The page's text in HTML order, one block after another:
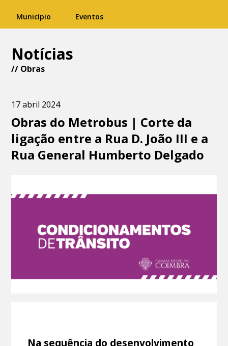
Município Eventos
Notícias
// Obras
17 abril 2024
Obras do Metrobus | Corte da
ligação entre a Rua D. João III e a
Rua General Humberto Delgado
Na sequência do desenvolvimento